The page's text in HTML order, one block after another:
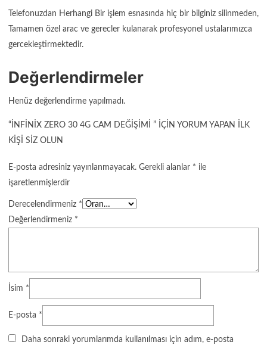
Telefonuzdan Herhangi Bir işlem esnasında hiç bir bilginiz silinmeden,
Tamamen özel arac ve gerecler kulanarak profesyonel ustalarımızca
gercekleştirmektedir.
Değerlendirmeler
Henüz değerlendirme yapılmadı.
“İNFINIX ZERO 30 4G CAM DEĞIŞIMI ” IÇIN YORUM YAPAN ILK
KIŞI SIZ OLUN
E-posta adresiniz yayınlanmayacak. Gerekli alanlar * ile
işaretlenmişlerdir
Derecelendirmeniz *
Değerlendirmeniz *
İsim *
E-posta *
Daha sonraki yorumlarımda kullanılması için adım, e-posta